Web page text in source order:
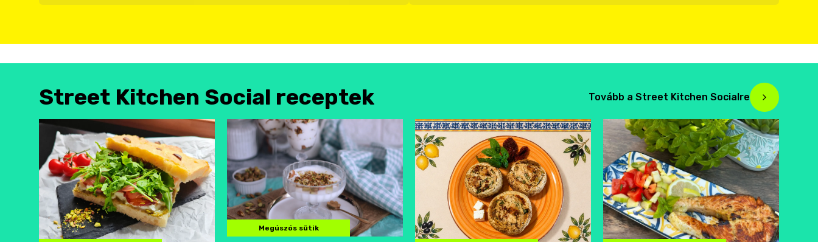
Street Kitchen Social receptek Tovább a Street Kitchen Socialre
Megúszós sütik